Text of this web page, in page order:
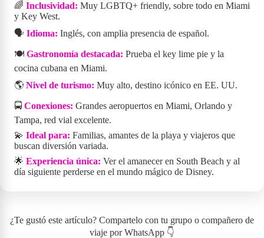
🌈 Inclusividad: Muy LGBTQ+ friendly, sobre todo en Miami
y Key West.
🗣️ Idioma: Inglés, con amplia presencia de español.
🍽️ Gastronomía destacada: Prueba el key lime pie y la
cocina cubana en Miami.
🌎 Nivel de turismo: Muy alto, destino icónico en EE. UU.
🚍 Conexiones: Grandes aeropuertos en Miami, Orlando y
Tampa, red vial excelente.
💫 Ideal para: Familias, amantes de la playa y viajeros que
buscan diversión variada.
🌟 Experiencia única: Ver el amanecer en South Beach y al
día siguiente perderse en el mundo mágico de Disney.
¿Te gustó este artículo? Compartelo con tu grupo o compañero de
viaje por WhatsApp 👇